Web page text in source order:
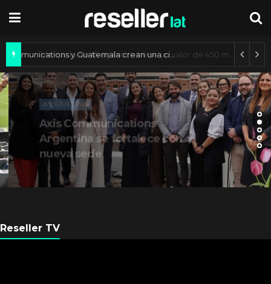
Axis Communications y Guatemala crean una ciudad inteligente
ARGENTINA
Axis Communications
Argentina se fortalece con
nueva sede
Reseller TV